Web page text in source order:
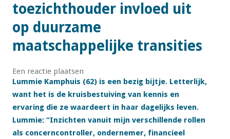
toezichthouder invloed uit
op duurzame
maatschappelijke transities
Een reactie plaatsen
Lummie Kamphuis (62) is een bezig bijtje. Letterlijk,
want het is de kruisbestuiving van kennis en
ervaring die ze waardeert in haar dagelijks leven.
Lummie: “Inzichten vanuit mijn verschillende rollen
als concerncontroller, ondernemer, financieel